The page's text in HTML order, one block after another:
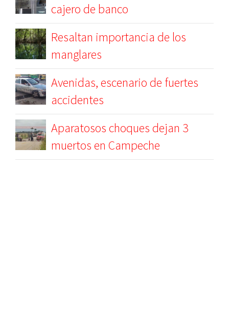
cajero de banco
Resaltan importancia de los
manglares
Avenidas, escenario de fuertes
accidentes
Aparatosos choques dejan 3
muertos en Campeche